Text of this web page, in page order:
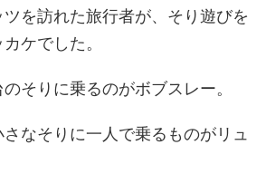
を訪れた旅行者が、そり遊びを
ケでした。
そりに乗るのがボブスレー。
なそりに一人で乗るものがリュ